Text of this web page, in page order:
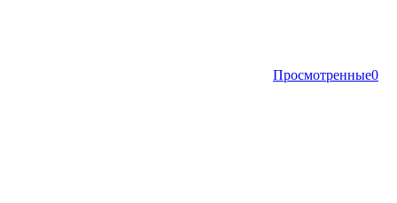
Просмотренные0